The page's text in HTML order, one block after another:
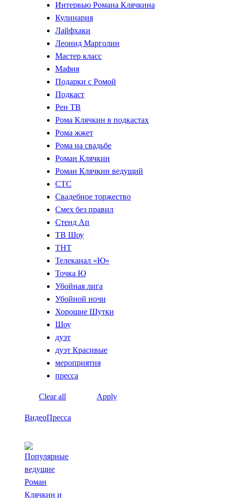
Интервью Романа Клячкина
Кулинария
Лайфхаки
Леонид Марголин
Мастер класс
Мафия
Подарки с Ромой
Подкаст
Рен ТВ
Рома Клячкин в подкастах
Рома жжет
Рома на свадьбе
Роман Клячкин
Роман Клячкин ведущий
СТС
Свадебное торжество
Смех без правил
Стенд Ап
ТВ Шоу
ТНТ
Телеканал «Ю»
Точка Ю
Убойная лига
Убойной ночи
Хорошие Шутки
Шоу
дуэт
дуэт Красивые
мероприятия
пресса
Clear all Apply
ВидеоПресса